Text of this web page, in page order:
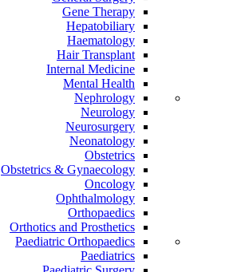
Gene Therapy
Hepatobiliary
Haematology
Hair Transplant
Internal Medicine
Mental Health
Nephrology
Neurology
Neurosurgery
Neonatology
Obstetrics
Obstetrics & Gynaecology
Oncology
Ophthalmology
Orthopaedics
Orthotics and Prosthetics
Paediatric Orthopaedics
Paediatrics